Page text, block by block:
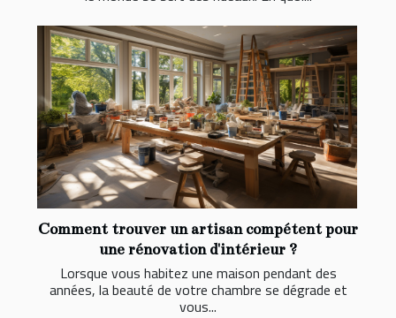
Comment trouver un artisan compétent pour
une rénovation d'intérieur ?
Lorsque vous habitez une maison pendant des
années, la beauté de votre chambre se dégrade et
vous...